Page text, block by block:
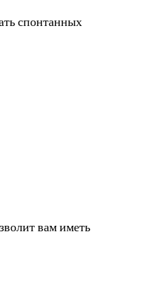
спонтанных
вам иметь